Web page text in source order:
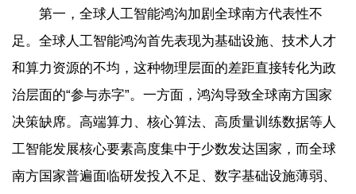
第一，全球人工智能鸿沟加剧全球南方代表性不
足。全球人工智能鸿沟首先表现为基础设施、技术人才
和算力资源的不均，这种物理层面的差距直接转化为政
治层面的“参与赤字”。一方面，鸿沟导致全球南方国家
决策缺席。高端算力、核心算法、高质量训练数据等人
工智能发展核心要素高度集中于少数发达国家，而全球
南方国家普遍面临研发投入不足、数字基础设施薄弱、